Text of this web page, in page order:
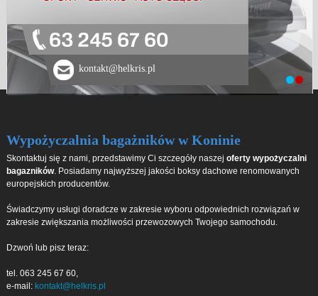
63 245 67 60
kontakt@helkris.pl
Wypożyczalnia bagażników w Koninie
Skontaktuj się z nami, przedstawimy Ci szczegóły naszej oferty wypożyczalni
bagazników. Posiadamy najwyższej jakości boksy dachowe renomowanych
europejskich producentów.
Świadczymy usługi doradcze w zakresie wyboru odpowiednich rozwiązań w
zakresie zwiększania możliwości przewozowych Twojego samochodu.
Dzwoń lub pisz teraz:
tel. 063 245 67 60,
e-mail: kontakt@helkris.pl